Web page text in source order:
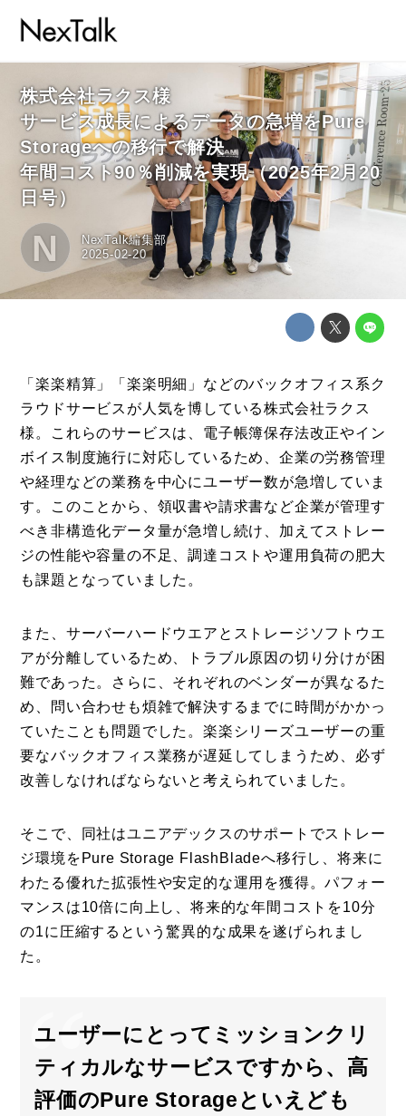
コラム
特集
事例
トピックス
Photos
運営会社
お問い合わせ
株式会社ラクス様
サービス成長によるデータの急増をPure
Storageへの移行で解決
年間コスト90％削減を実現（2025年2月20
日号）
N 2025-02-20
NexTalk編集部
「楽楽精算」「楽楽明細」などのバックオフィス系ク
ラウドサービスが人気を博している株式会社ラクス
様。これらのサービスは、電子帳簿保存法改正やイン
ボイス制度施行に対応しているため、企業の労務管理
や経理などの業務を中心にユーザー数が急増していま
す。このことから、領収書や請求書など企業が管理す
べき非構造化データ量が急増し続け、加えてストレー
ジの性能や容量の不足、調達コストや運用負荷の肥大
も課題となっていました。
また、サーバーハードウエアとストレージソフトウエ
アが分離しているため、トラブル原因の切り分けが困
難であった。さらに、それぞれのベンダーが異なるた
め、問い合わせも煩雑で解決するまでに時間がかかっ
ていたことも問題でした。楽楽シリーズユーザーの重
要なバックオフィス業務が遅延してしまうため、必ず
改善しなければならないと考えられていました。
そこで、同社はユニアデックスのサポートでストレー
ジ環境をPure Storage FlashBladeへ移行し、将来に
わたる優れた拡張性や安定的な運用を獲得。パフォー
マンスは10倍に向上し、将来的な年間コストを10分
の1に圧縮するという驚異的な成果を遂げられまし
た。
ユーザーにとってミッションクリ
ティカルなサービスですから、高
評価のPure Storageといえども